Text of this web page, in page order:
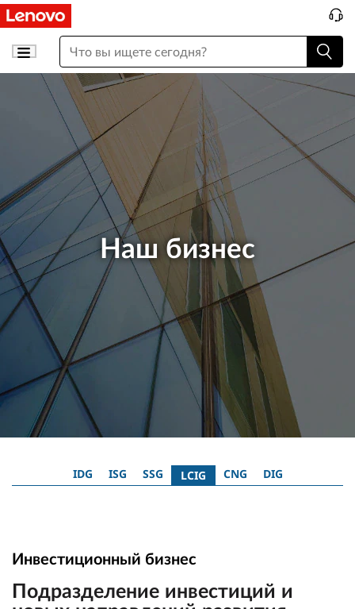
Наш бизнес
IDG ISG SSG LCIG CNG DIG
Инвестиционный бизнес
Подразделение инвестиций и